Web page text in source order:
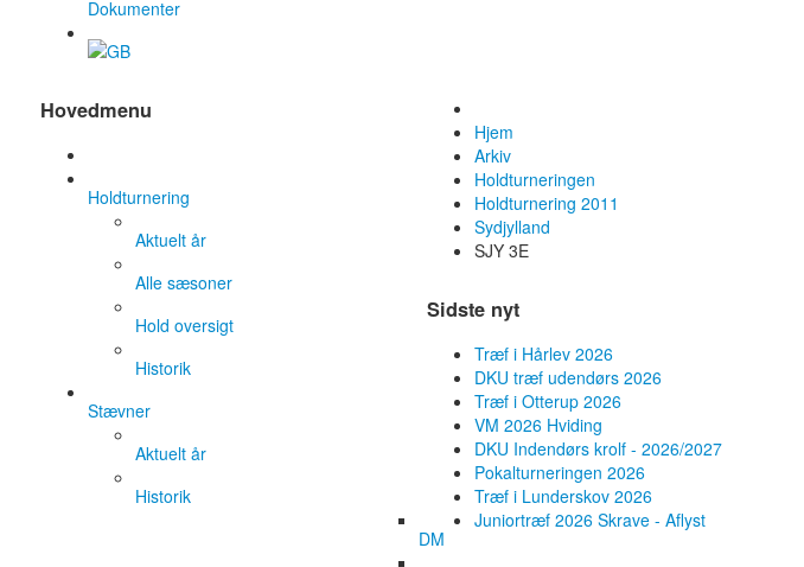
Dokumenter
Hjem
Arkiv
Holdturneringen
Holdturnering 2011
Sydjylland
SJY 3E
Sidste nyt
Træf i Hårlev 2026
DKU træf udendørs 2026
Træf i Otterup 2026
VM 2026 Hviding
DKU Indendørs krolf - 2026/2027
Pokalturneringen 2026
Træf i Lunderskov 2026
Juniortræf 2026 Skrave - Aflyst
Hovedmenu
Holdturnering
Aktuelt år
Alle sæsoner
Hold oversigt
Historik
Stævner
Aktuelt år
Historik
DM